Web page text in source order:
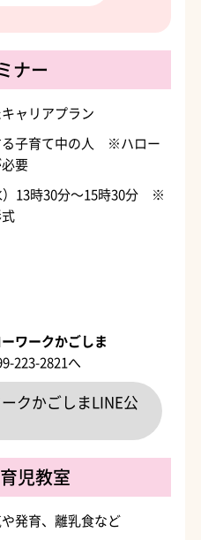
ナー
ャリアプラン
る子育て中の人 ※ハロー
要
）13時30分～15時30分 ※
ワークかごしま
223-2821へ
クかごしまLINE公
児教室
発育、離乳食など